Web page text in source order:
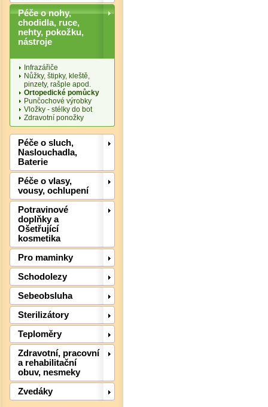
Péče o nohy,
chodidla, ruce,
nehty, pokožku,
nástroje
Infrazářiče
Nůžky, štipky, kleště,
pinzety, rašple apod.
Ortopedické pomůcky
Punčochové výrobky
Vložky - stélky do bot
Zdravotní ponožky
Péče o sluch,
Naslouchadla,
Baterie
Péče o vlasy,
vousy, ochlupení
Potravinové
doplňky a
Ošetřující
kosmetika
Pro maminky
Schodolezy
Sebeobsluha
Sterilizátory
Teploměry
Zdravotní, pracovní
a rehabilitační
obuv, nesmeky
Zvedáky